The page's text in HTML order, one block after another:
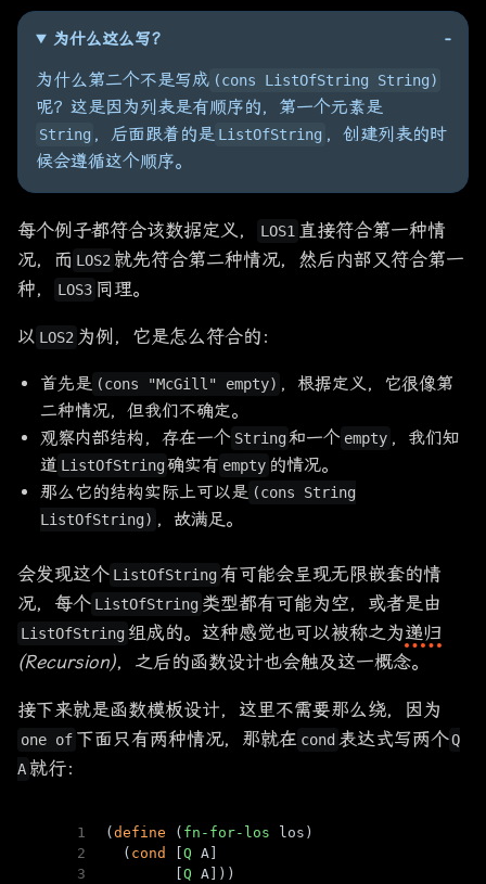
为什么这么写？
为什么第二个不是写成 (cons ListOfString String)
呢？这是因为列表是有顺序的，第一个元素是
String ，后面跟着的是 ListOfString ，创建列表的时
候会遵循这个顺序。
每个例子都符合该数据定义， LOS1 直接符合第一种情
况，而 LOS2 就先符合第二种情况，然后内部又符合第一
种，
LOS3 同理。
以 LOS2 为例，它是怎么符合的：
首先是 (cons "McGill" empty) ，根据定义，它很像第
二种情况，但我们不确定。
观察内部结构，存在一个 String和一个 empty ，我们知
道 ListOfString确实有 empty 的情况。
那么它的结构实际上可以是 (cons String
ListOfString) ，故满足。
会发现这个 ListOfString有可能会呈现无限嵌套的情
况，每个 ListOfString 类型都有可能为空，或者是由
ListOfString组成的。这种感觉也可以被称之为递归
(Recursion)，之后的函数设计也会触及这一概念。
接下来就是函数模板设计，这里不需要那么绕，因为
one of 下面只有两种情况，那就在 cond 表达式写两个Q
A就行：
1
2
3
(define ( fn-for-los los)
  (
cond [Q A]
        [
Q A]))